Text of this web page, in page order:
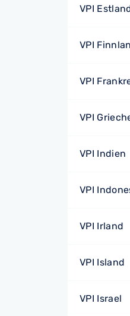
VPI
VPI
VPI
VPI
VPI Indien
VPI
VPI Irland
VPI Island
VPI Israel